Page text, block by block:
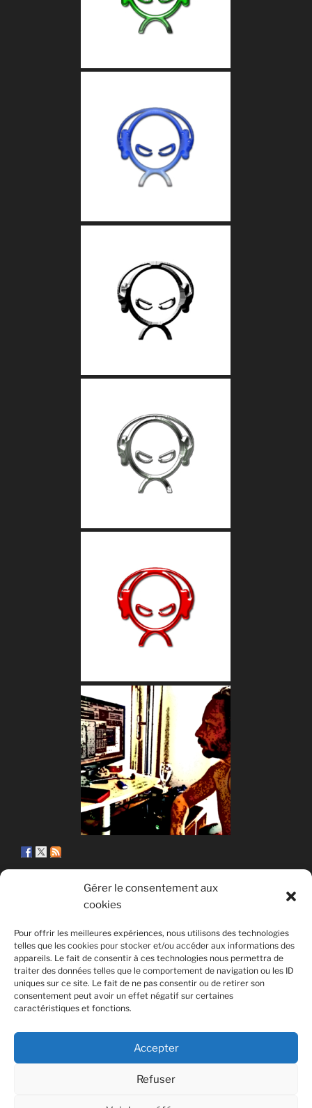
Gérer le consentement aux
cookies
Pour offrir les meilleures expériences, nous utilisons des technologies
telles que les cookies pour stocker et/ou accéder aux informations des
appareils. Le fait de consentir à ces technologies nous permettra de
traiter des données telles que le comportement de navigation ou les ID
uniques sur ce site. Le fait de ne pas consentir ou de retirer son
consentement peut avoir un effet négatif sur certaines
caractéristiques et fonctions.
Accepter
Refuser
© Copyright Quentin PETITEVILLE
France - 2008 - 2025
All Rights Reserved
Non affilié à la SACEM